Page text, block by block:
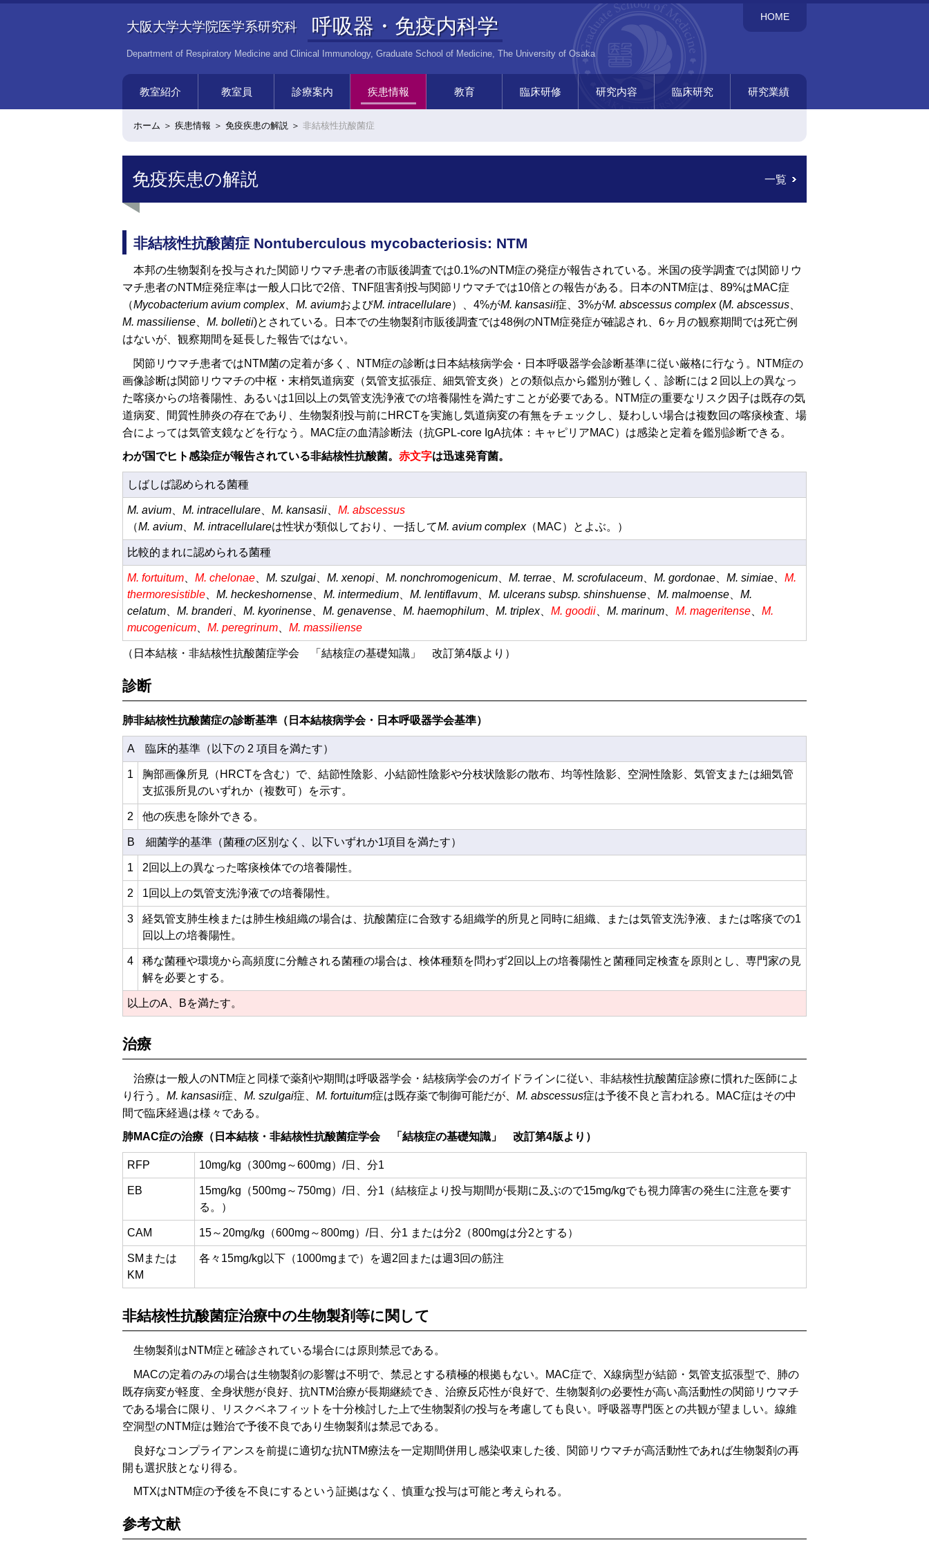
大阪大学大学院医学系研究科 呼吸器・免疫内科学
Department of Respiratory Medicine and Clinical Immunology, Graduate School of Medicine, The University of Osaka
HOME
教室紹介
教授挨拶
教室連絡先・沿革
歴代教授
関連 共同研究講座・寄附
教室関連病院
同窓会
教室員
呼吸器内科
免疫内科
診療案内
呼吸器内科
免疫内科
癌免疫研究室
疾患情報
呼吸器疾患のトピックス
免疫疾患の解説
教育 臨床研修 研究内容 臨床研究 研究業績
ホーム 疾患情報 免疫疾患の解説 非結核性抗酸菌症
免疫疾患の解説 一覧
非結核性抗酸菌症 Nontuberculous mycobacteriosis: NTM
本邦の生物製剤を投与された関節リウマチ患者の市販後調査では0.1%のNTM症の発症が報告されている。米国の疫学調査では関節リウ
マチ患者のNTM症発症率は一般人口比で2倍、TNF阻害剤投与関節リウマチでは10倍との報告がある。日本のNTM症は、89%はMAC症
（Mycobacterium avium complex、M. aviumおよびM. intracellulare）、4%がM. kansasii症、3%がM. abscessus complex(M. abscessus
M. massiliense
M. bolletii)とされている。日本での生物製剤市販後調査では48例のNTM症発症が確認され、6ヶ月の観察期間では死亡例
はないが、観察期間を延長した報告ではない。
関節リウマチ患者ではNTM菌の定着が多く、NTM症の診断は日本結核病学会・日本呼吸器学会診断基準に従い厳格に行なう。NTM症の
画像診断は関節リウマチの中枢・末梢気道病変（気管支拡張症、細気管支炎）との類似点から鑑別が難しく、診断には２回以上の異なっ
た喀痰からの培養陽性、あるいは1回以上の気管支洗浄液での培養陽性を満たすことが必要である。NTM症の重要なリスク因子は既存の気
道病変、間質性肺炎の存在であり、生物製剤投与前にHRCTを実施し気道病変の有無をチェックし、疑わしい場合は複数回の喀痰検査、場
合によっては気管支鏡などを行なう。MAC症の血清診断法（抗GPL-core IgA抗体：キャピリアMAC）は感染と定着を鑑別診断できる。
わが国でヒト感染症が報告されている非結核性抗酸菌。 赤文字は迅速発育菌。
しばしば認められる菌種
M. avium M. intracellulare M. kansasii
M. abscessus
（M. avium M. intracellulareは性状が類似しており、一括してM. avium complex（MAC）とよぶ。）
比較的まれに認められる菌種
M. fortuitum M. chelonae M. szulgai M. xenopi M. nonchromogenicum M. terrae M. scrofulaceum M. gordonae M. simiae
M.
thermoresistible
M. heckeshornense M. intermedium M. lentiflavum M. ulcerans subsp. shinshuense M. malmoense
M.
celatum
M. branderi M. kyorinense M. genavense M. haemophilum M. triplex、 M. goodii M. marinum M. mageritense
M.
mucogenicum
M. peregrinum M. massiliense
（日本結核・非結核性抗酸菌症学会 「結核症の基礎知識」 改訂第4版より）
診断
肺非結核性抗酸菌症の診断基準（日本結核病学会・日本呼吸器学会基準）
A 臨床的基準（以下の 2 項目を満たす）
1
胸部画像所見（HRCTを含む）で、結節性陰影、小結節性陰影や分枝状陰影の散布、均等性陰影、空洞性陰影、気管支または細気管
支拡張所見のいずれか（複数可）を示す。
2 他の疾患を除外できる。
B 細菌学的基準（菌種の区別なく、以下いずれか1項目を満たす）
1 2回以上の異なった喀痰検体での培養陽性。
2 1回以上の気管支洗浄液での培養陽性。
3
経気管支肺生検または肺生検組織の場合は、抗酸菌症に合致する組織学的所見と同時に組織、または気管支洗浄液、または喀痰での1
回以上の培養陽性。
4
稀な菌種や環境から高頻度に分離される菌種の場合は、検体種類を問わず2回以上の培養陽性と菌種同定検査を原則とし、専門家の見
解を必要とする。
以上のA、Bを満たす。
治療
治療は一般人のNTM症と同様で薬剤や期間は呼吸器学会・結核病学会のガイドラインに従い、非結核性抗酸菌症診療に慣れた医師によ
り行う。 M. kansasii症、 M. szulgai症、 M. fortuitum症は既存薬で制御可能だが、 M. abscessus症は予後不良と言われる。MAC症はその中
間で臨床経過は様々である。
肺MAC症の治療（日本結核・非結核性抗酸菌症学会 「結核症の基礎知識」 改訂第4版より）
RFP 10mg/kg（300mg～600mg）/日、分1
EB
15mg/kg（500mg～750mg）/日、分1（結核症より投与期間が長期に及ぶので15mg/kgでも視力障害の発生に注意を要す
る。）
CAM 15～20mg/kg（600mg～800mg）/日、分1 または分2（800mgは分2とする）
SMまたは
KM
各々15mg/kg以下（1000mgまで）を週2回または週3回の筋注
非結核性抗酸菌症治療中の生物製剤等に関して
生物製剤はNTM症と確診されている場合には原則禁忌である。
MACの定着のみの場合は生物製剤の影響は不明で、禁忌とする積極的根拠もない。MAC症で、X線病型が結節・気管支拡張型で、肺の
既存病変が軽度、全身状態が良好、抗NTM治療が長期継続でき、治療反応性が良好で、生物製剤の必要性が高い高活動性の関節リウマチ
である場合に限り、リスクベネフィットを十分検討した上で生物製剤の投与を考慮しても良い。呼吸器専門医との共観が望ましい。線維
空洞型のNTM症は難治で予後不良であり生物製剤は禁忌である。
良好なコンプライアンスを前提に適切な抗NTM療法を一定期間併用し感染収束した後、関節リウマチが高活動性であれば生物製剤の再
開も選択肢となり得る。
MTXはNTM症の予後を不良にするという証拠はなく、慎重な投与は可能と考えられる。
参考文献